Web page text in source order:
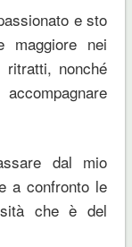
e sto
maggiore nei
ritratti, nonché
dal mio
a confronto le
che è del